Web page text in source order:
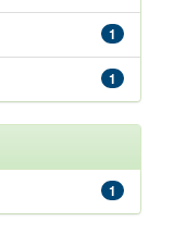
1
1
1